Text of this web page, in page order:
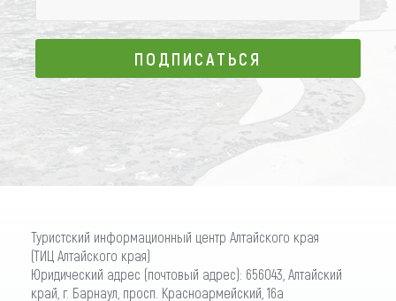
ПОДПИСАТЬСЯ
ПОДПИСАТЬСЯ
Туристский информационный центр Алтайского края
(ТИЦ Алтайского края)
Юридический адрес (почтовый адрес): 656043, Алтайский
край, г. Барнаул, просп. Красноармейский, 16а